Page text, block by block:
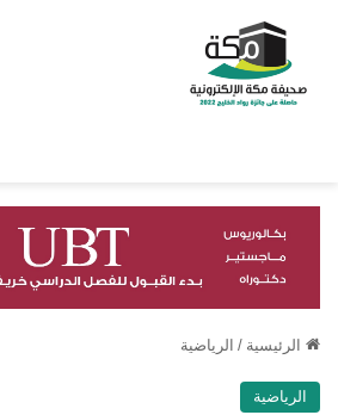
الرئيسية / الرياضية
الرياضية